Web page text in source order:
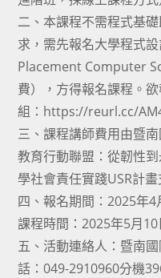
二、本課程不需程式基
求，需先報名大學程式
Placement Computer
費），方得報名課程。
組：https://reurl.cc/
三、課程講師費用由暨
教育行動聯盟：從韌性
學社會責任實踐USR計
四、報名期間：2025年4
課程時間：2025年5月10
五、活動連絡人：暨南
話：049-2910960分機